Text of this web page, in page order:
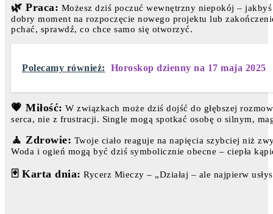
🌿 Praca: Możesz dziś poczuć wewnętrzny niepokój –
dobry moment na rozpoczęcie nowego projektu lub
pchać, sprawdź, co chce samo się otworzyć.
Polecamy również: Horoskop dzienny na 17 maja 2025
💗 Miłość: W związkach może dziś dojść do głębszej
serca, nie z frustracji. Single mogą spotkać osobę o silnym,
🧘 Zdrowie: Twoje ciało reaguje na napięcia szybciej niż
Woda i ogień mogą być dziś symbolicznie obecne – ciepła
🃏 Karta dnia: Rycerz Mieczy – „Działaj – ale najpierw